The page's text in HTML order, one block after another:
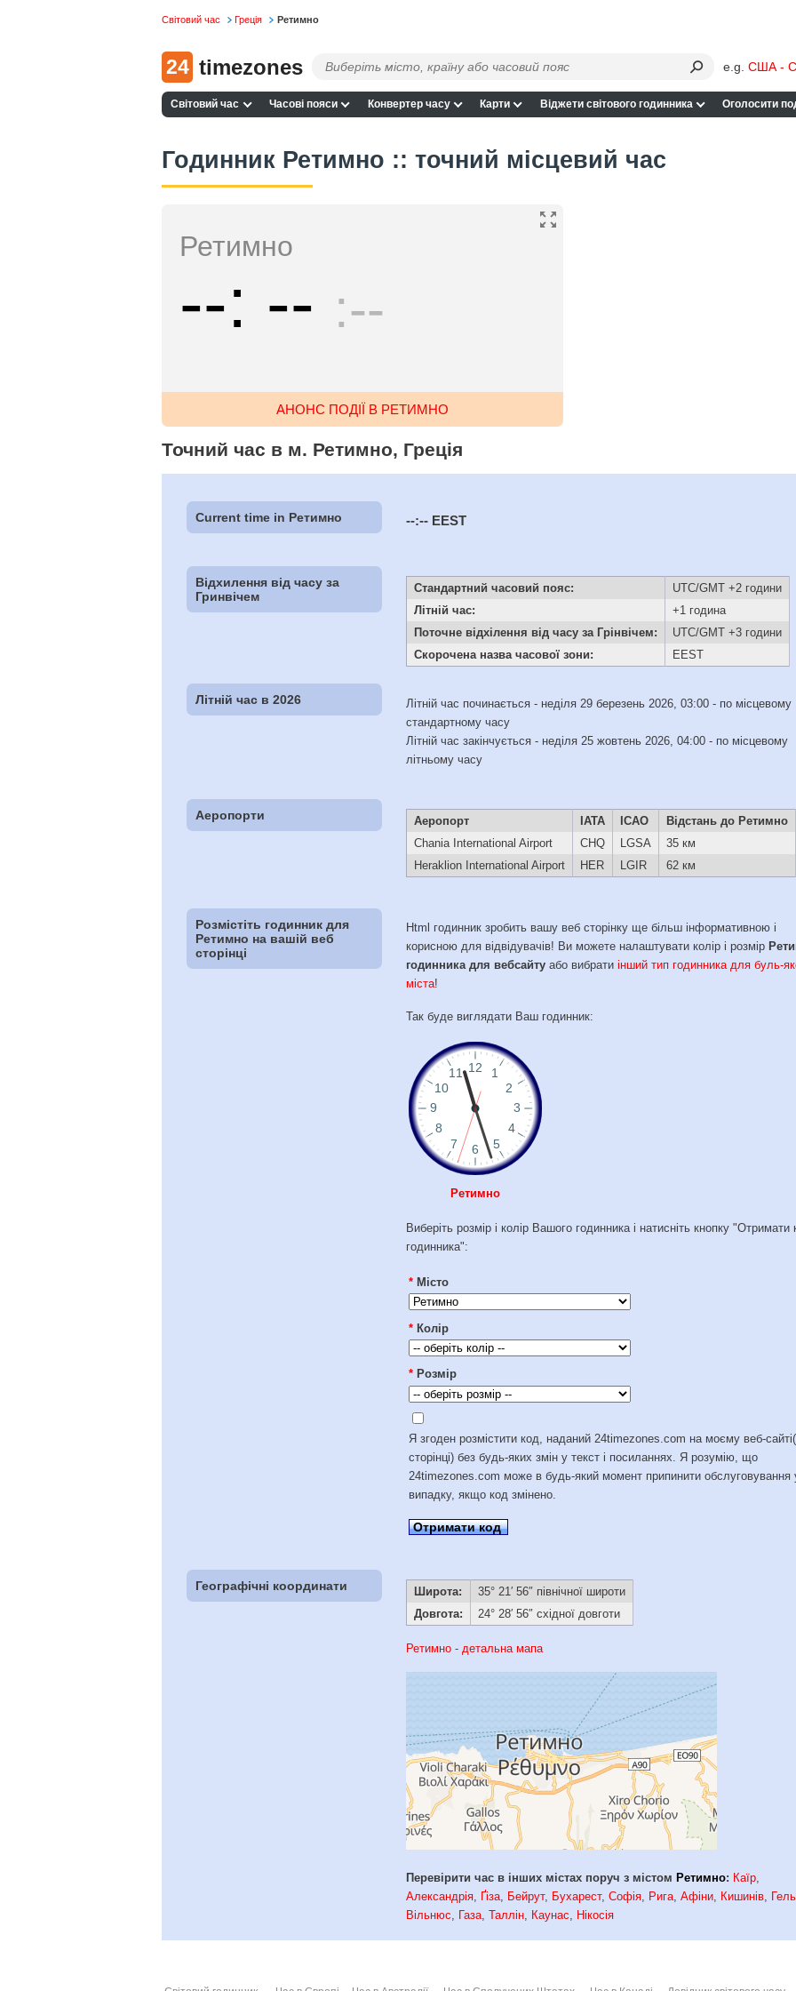
Світовий час Греція Ретимно
24 timezones e.g. США -
Світовий час Часові пояси Конвертер часу Карти Віджети світового годинника Оголосити
Годинник Ретимно :: точний місцевий час
Ретимно
-- -- --
АНОНС ПОДІЇ В РЕТИМНО
Точний час в м. Ретимно, Греція
Current time in Ретимно --:-- EEST
Відхилення від часу за
Гринвічем
Стандартний часовий пояс:
UTC/GMT +2 години
Літній час:
+1 година
Поточне відхілення від часу за Грінвічем:
UTC/GMT +3 години
Скорочена назва часової зони:
EEST
Літній час в 2026
Літній час починається - неділя 29 березень 2026, 03:00 - по місцевому
стандартному часу
Літній час закінчується - неділя 25 жовтень 2026, 04:00 - по місцевому
літньому часу
Аеропорти Аеропорт IATA ICAO
Відстань до Ретимно
Chania International Airport
CHQ LGSA
35 км
Heraklion International Airport
HER LGIR 62 км
Розмістіть годинник для
Ретимно на вашій веб
сторінці
Html годинник зробить вашу веб сторінку ще більш інформативною і
корисною для відвідувачів! Ви можете налаштувати колір і розмір
годинника для вебсайту або вибратиінший тип годинника для буль-
міста!
Так буде виглядати Ваш годинник:
Ретимно
Виберіть розмір і колір Вашого годинника і натисніть кнопку "Отримати
годинника":
* Місто
* Колір
* Розмір
Я згоден розмістити код, наданий 24timezones.com на моєму веб-
сторінці) без будь-яких змін у текст і посиланнях. Я розумію, що
24timezones.com може в будь-який момент припинити обслуговування
випадку, якщо код змінено.
Отримати код
Географічні координати Широта:
35° 21′ 56″ північної широти
Довгота:
24° 28′ 56″ східної довготи
Ретимно - детальна мапа
Перевірити час в інших містах поруч з містом Ретимно: Каїр,
Александрія, Ґіза, Бейрут, Бухарест,Софія, Рига,Афіни, Кишинів,
Вільнюс, Газа,Таллін, Каунас, Нікосія